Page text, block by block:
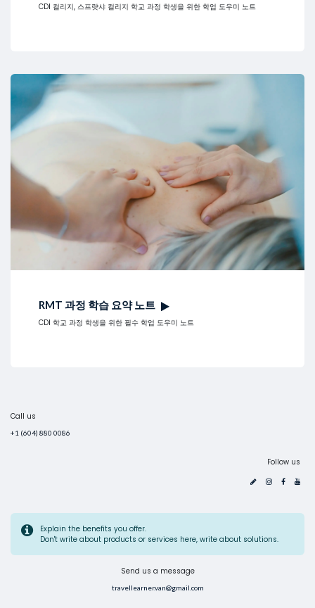
CDI 컬리지, 스프럇샤 컬리지 학교 과정 학생을 위한 학업 도우미 노트
RMT 과정 학습 요약 노트
CDI 학교 과정 학생을 위한 필수 학업 도우미 노트
Call us
+1 (604) 880 0086
Follow us
Explain the benefits you offer.
Don't write about products or services here, write about solutions.
Send us a message
travellearner.van@gmail.com